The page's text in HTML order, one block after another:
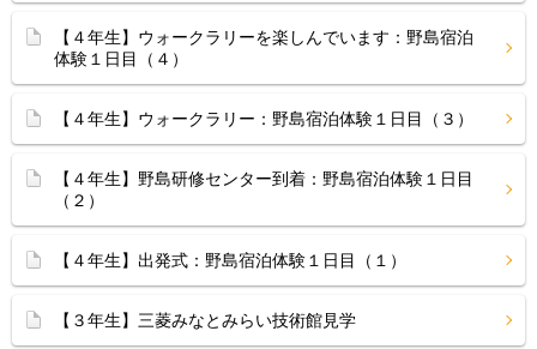
【４年生】ウォークラリーを楽しんでいます：野島宿泊
体験１日目（４）
【４年生】ウォークラリー：野島宿泊体験１日目（３）
【４年生】野島研修センター到着：野島宿泊体験１日目
（２）
【４年生】出発式：野島宿泊体験１日目（１）
【３年生】三菱みなとみらい技術館見学